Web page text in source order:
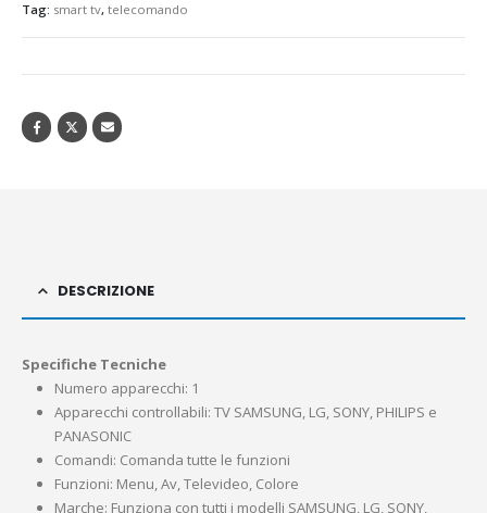
Tag: smart tv, telecomando
DESCRIZIONE
Specifiche Tecniche
Numero apparecchi: 1
Apparecchi controllabili: TV SAMSUNG, LG, SONY, PHILIPS e
PANASONIC
Comandi: Comanda tutte le funzioni
Funzioni: Menu, Av, Televideo, Colore
Marche: Funziona con tutti i modelli SAMSUNG, LG, SONY,